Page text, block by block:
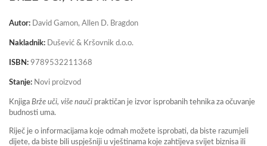
Autor: David Gamon, Allen D. Bragdon
Nakladnik: Dušević & Kršovnik d.o.o.
ISBN: 9789532211368
Stanje: Novi proizvod
Knjiga Brže uči, više nauči praktičan je izvor isprobanih tehnika za očuvanje
budnosti uma.
Riječ je o informacijama koje odmah možete isprobati, da biste razumjeli
dijete, da biste bili uspješniji u vještinama koje zahtijeva svijet biznisa ili